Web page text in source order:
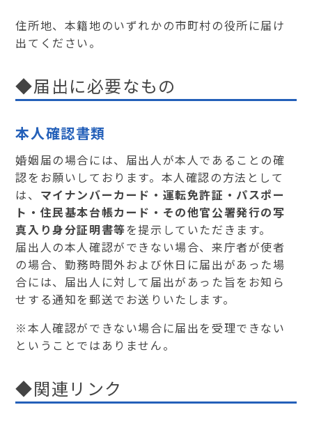
住所地、本籍地のいずれかの市町村の役所に届け
出てください。
◆届出に必要なもの
本人確認書類
婚姻届の場合には、届出人が本人であることの確
認をお願いしております。本人確認の方法として
は、 マイナンバーカード・ 運転免許証・パスポー
ト・住民基本台帳カード・その他官公署発行の写
真入り身分証明書等を提示していただきます。
届出人の本人確認ができない場合、来庁者が使者
の場合、勤務時間外および休日に届出があった場
合には、届出人に対して届出があった旨をお知ら
せする通知を郵送でお送りいたします。
※本人確認ができない場合に届出を受理できない
ということではありません。
◆関連リンク